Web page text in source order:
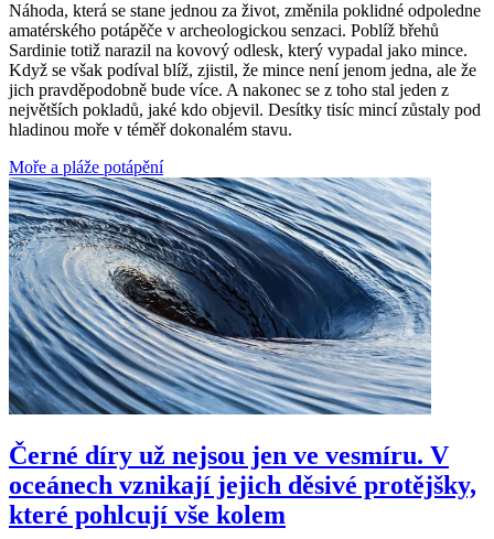
Náhoda, která se stane jednou za život, změnila poklidné odpoledne
amatérského potápěče v archeologickou senzaci. Poblíž břehů
Sardinie totiž narazil na kovový odlesk, který vypadal jako mince.
Když se však podíval blíž, zjistil, že mince není jenom jedna, ale že
jich pravděpodobně bude více. A nakonec se z toho stal jeden z
největších pokladů, jaké kdo objevil. Desítky tisíc mincí zůstaly pod
hladinou moře v téměř dokonalém stavu.
Moře a pláže potápění
Černé díry už nejsou jen ve vesmíru. V
oceánech vznikají jejich děsivé protějšky,
které pohlcují vše kolem